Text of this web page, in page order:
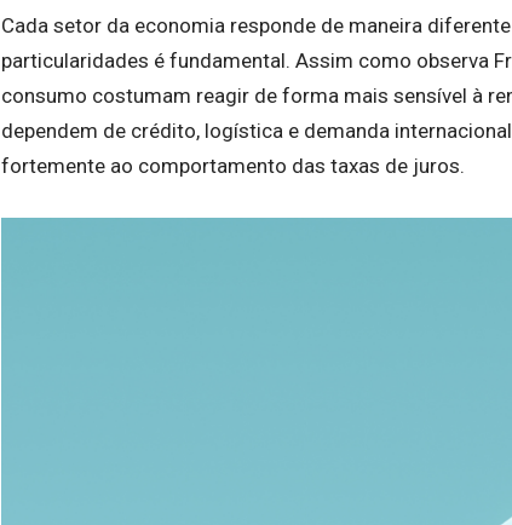
Cada setor da economia responde de maneira
particularidades é fundamental. Assim como observa
consumo costumam reagir de forma mais sensível à
dependem de crédito, logística e demanda
fortemente ao comportamento das taxas de juros.